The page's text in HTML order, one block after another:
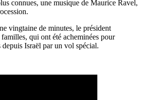
connues, une musique de Maurice Ravel,
vingtaine de minutes, le président
familles, qui ont été acheminées pour
depuis Israël par un vol spécial.